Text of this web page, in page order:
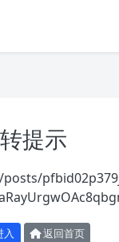
提示
入 返回首页